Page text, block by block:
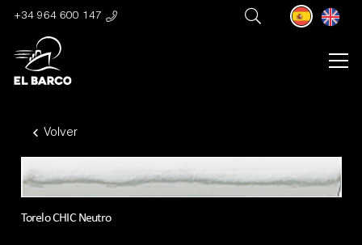
+34 964 600 147
Volver
Torelo CHIC Neutro